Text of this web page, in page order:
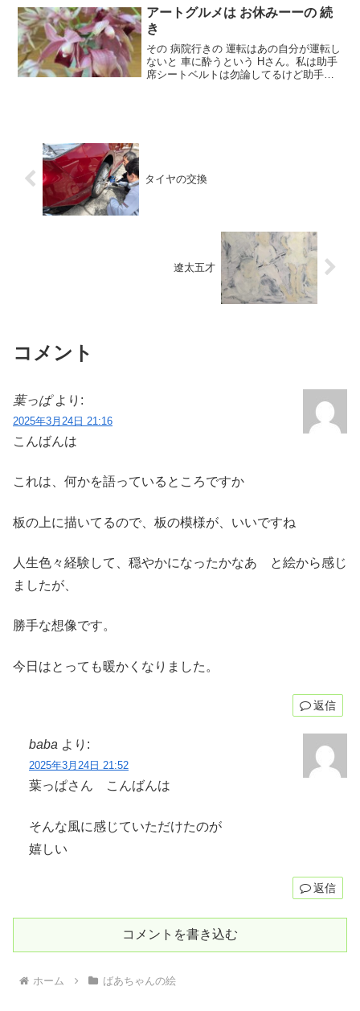
ってた絵が...
アートグルメは お休みーーの 続
き
その 病院行きの 運転はあの自分が運転し
ないと 車に酔うという Hさん。私は助手
席シートベルトは勿論してるけど助手席
タイヤの交換
遼太五才
コメント
葉っぱ より:
2025年3月24日 21:16
こんばんは
これは、何かを語っているところですか
板の上に描いてるので、板の模様が、いいですね
人生色々経験して、穏やかになったかなあ と絵から感じ
ましたが、
勝手な想像です。
今日はとっても暖かくなりました。
返信
baba より:
2025年3月24日 21:52
葉っぱさん こんばんは
そんな風に感じていただけたのが
嬉しい
返信
コメントを書き込む
ホーム ばあちゃんの絵